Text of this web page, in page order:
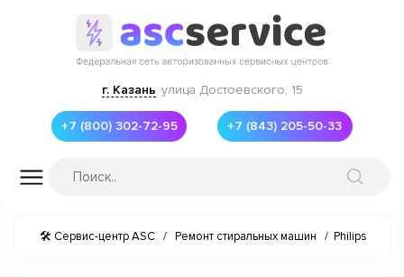
г. Казань улица Достоевского, 15
+7 (800) 302-72-95 +7 (843) 205-50-33
🛠 Сервис-центр ASC / Ремонт стиральных машин / Philips